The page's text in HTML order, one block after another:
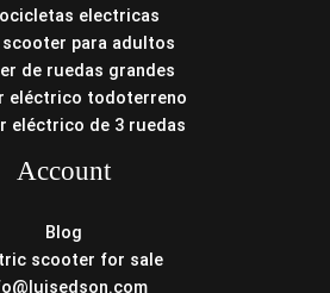
electricas
para adultos
de ruedas grandes
eléctrico todoterreno
eléctrico de 3 ruedas
Account
Blog
scooter for sale